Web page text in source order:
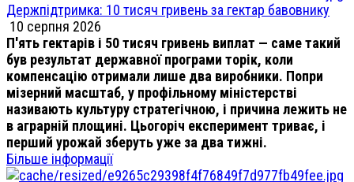
Держпідтримка: 10 тисяч гривень за гектар бавовнику
10 серпня 2026
П'ять гектарів і 50 тисяч гривень виплат — саме такий
був результат державної програми торік, коли
компенсацію отримали лише два виробники. Попри
мізерний масштаб, у профільному міністерстві
називають культуру стратегічною, і причина лежить не
в аграрній площині. Цьогоріч експеримент триває, і
перший урожай зберуть уже за два тижні.
Більше інформації